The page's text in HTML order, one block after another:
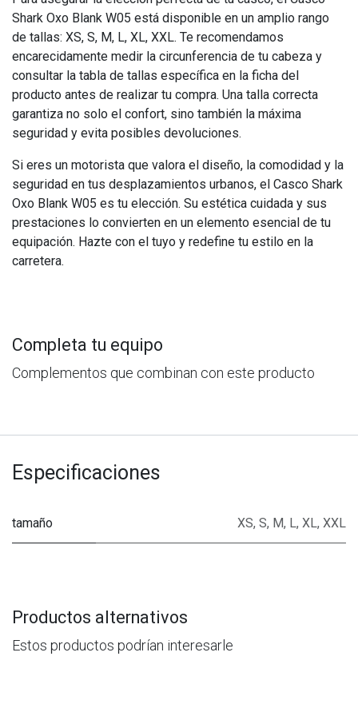
Shark Oxo Blank W05 está disponible en un amplio rango
de tallas: XS, S, M, L, XL, XXL. Te recomendamos
encarecidamente medir la circunferencia de tu cabeza y
consultar la tabla de tallas específica en la ficha del
producto antes de realizar tu compra. Una talla correcta
garantiza no solo el confort, sino también la máxima
seguridad y evita posibles devoluciones.
Si eres un motorista que valora el diseño, la comodidad y la
seguridad en tus desplazamientos urbanos, el Casco Shark
Oxo Blank W05 es tu elección. Su estética cuidada y sus
prestaciones lo convierten en un elemento esencial de tu
equipación. Hazte con el tuyo y redefine tu estilo en la
carretera.
Completa tu equipo
Complementos que combinan con este producto
Especificaciones
tamaño XS, S, M, L, XL, XXL
Productos alternativos
Estos productos podrían interesarle